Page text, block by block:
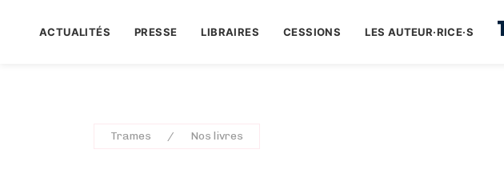
ACTUALITÉS PRESSE LIBRAIRES CESSIONS LES AUTEUR·RICE·S
Trames Nos livres